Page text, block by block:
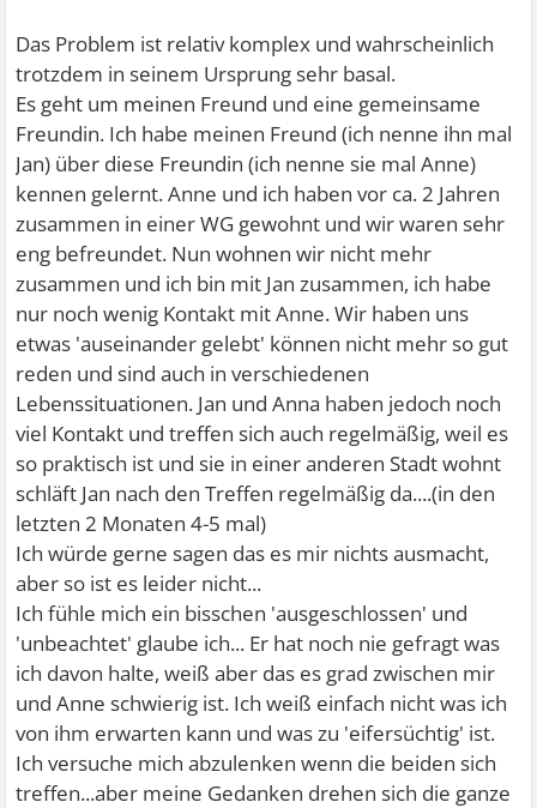
Das Problem ist relativ komplex und wahrscheinlich
trotzdem in seinem Ursprung sehr basal.
Es geht um meinen Freund und eine gemeinsame
Freundin. Ich habe meinen Freund (ich nenne ihn mal
Jan) über diese Freundin (ich nenne sie mal Anne)
kennen gelernt. Anne und ich haben vor ca. 2 Jahren
zusammen in einer WG gewohnt und wir waren sehr
eng befreundet. Nun wohnen wir nicht mehr
zusammen und ich bin mit Jan zusammen, ich habe
nur noch wenig Kontakt mit Anne. Wir haben uns
etwas 'auseinander gelebt' können nicht mehr so gut
reden und sind auch in verschiedenen
Lebenssituationen. Jan und Anna haben jedoch noch
viel Kontakt und treffen sich auch regelmäßig, weil es
so praktisch ist und sie in einer anderen Stadt wohnt
schläft Jan nach den Treffen regelmäßig da....(in den
letzten 2 Monaten 4-5 mal)
Ich würde gerne sagen das es mir nichts ausmacht,
aber so ist es leider nicht...
Ich fühle mich ein bisschen 'ausgeschlossen' und
'unbeachtet' glaube ich... Er hat noch nie gefragt was
ich davon halte, weiß aber das es grad zwischen mir
und Anne schwierig ist. Ich weiß einfach nicht was ich
von ihm erwarten kann und was zu 'eifersüchtig' ist.
Ich versuche mich abzulenken wenn die beiden sich
treffen...aber meine Gedanken drehen sich die ganze